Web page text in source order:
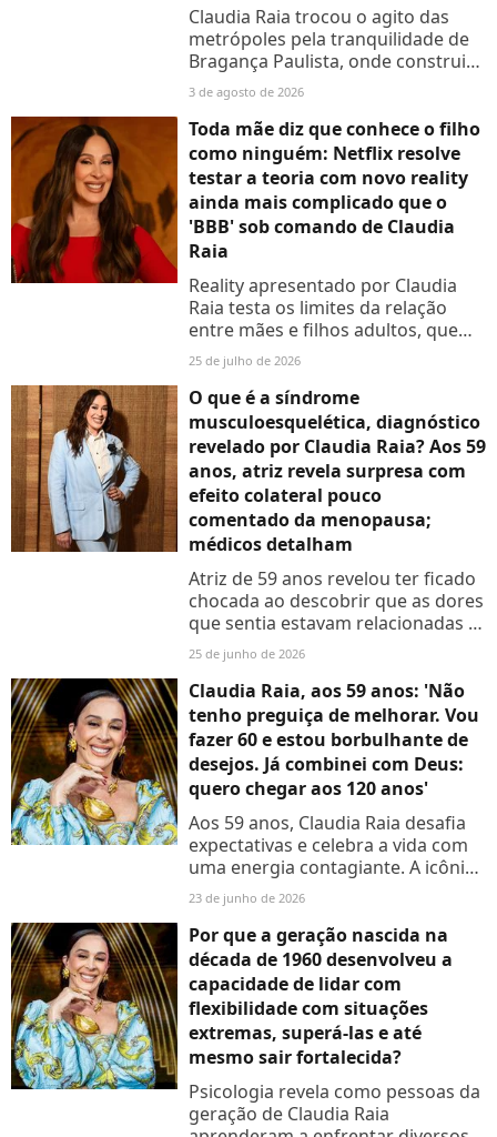
Claudia Raia trocou o agito das
metrópoles pela tranquilidade de
Bragança Paulista, onde construiu
uma mansão de tirar o fôlego.
Com vista de tirar o fôlego, essa
propriedade une luxo,...
3 de agosto de 2026
Toda mãe diz que conhece o filho
como ninguém: Netflix resolve
testar a teoria com novo reality
ainda mais complicado que o
'BBB' sob comando de Claudia
Raia
Reality apresentado por Claudia
Raia testa os limites da relação
entre mães e filhos adultos, que
são observados secretamente
enquanto suas escolhas valem
dinheiro
25 de julho de 2026
O que é a síndrome
musculoesquelética, diagnóstico
revelado por Claudia Raia? Aos 59
anos, atriz revela surpresa com
efeito colateral pouco
comentado da menopausa;
médicos detalham
Atriz de 59 anos revelou ter ficado
chocada ao descobrir que as dores
que sentia estavam relacionadas à
menopausa
25 de junho de 2026
Claudia Raia, aos 59 anos: 'Não
tenho preguiça de melhorar. Vou
fazer 60 e estou borbulhante de
desejos. Já combinei com Deus:
quero chegar aos 120 anos'
Aos 59 anos, Claudia Raia desafia
expectativas e celebra a vida com
uma energia contagiante. A icônica
atriz, que se prepara para a
chegada dos 60, revela que a idade
é apenas um número...
23 de junho de 2026
Por que a geração nascida na
década de 1960 desenvolveu a
capacidade de lidar com
flexibilidade com situações
extremas, superá-las e até
mesmo sair fortalecida?
Psicologia revela como pessoas da
geração de Claudia Raia